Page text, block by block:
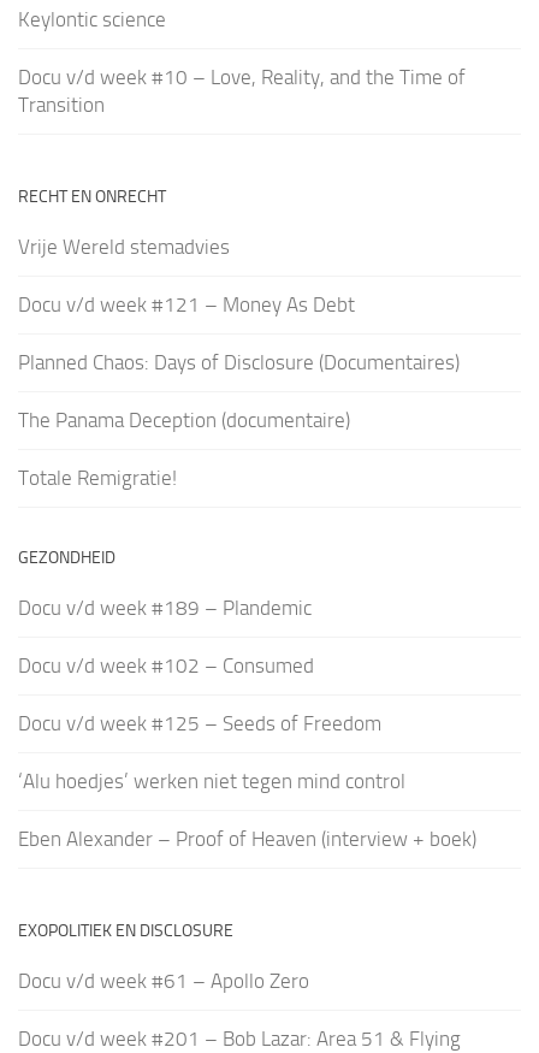
Keylontic science
Docu v/d week #10 – Love, Reality, and the Time of
Transition
RECHT EN ONRECHT
Vrije Wereld stemadvies
Docu v/d week #121 – Money As Debt
Planned Chaos: Days of Disclosure (Documentaires)
The Panama Deception (documentaire)
Totale Remigratie!
GEZONDHEID
Docu v/d week #189 – Plandemic
Docu v/d week #102 – Consumed
Docu v/d week #125 – Seeds of Freedom
‘Alu hoedjes’ werken niet tegen mind control
Eben Alexander – Proof of Heaven (interview + boek)
EXOPOLITIEK EN DISCLOSURE
Docu v/d week #61 – Apollo Zero
Docu v/d week #201 – Bob Lazar: Area 51 & Flying